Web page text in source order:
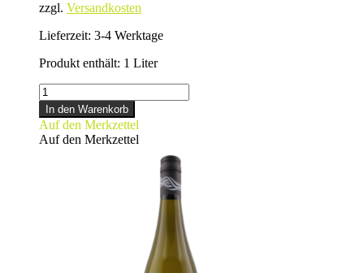
zzgl. Versandkosten
Lieferzeit: 3-4 Werktage
Produkt enthält: 1 Liter
SILVANER
Menge
In den Warenkorb
Auf den Merkzettel
Auf den Merkzettel